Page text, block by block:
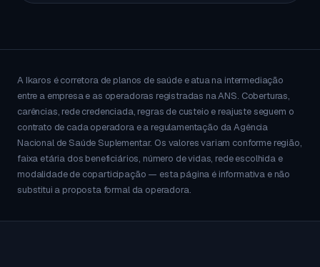
A Ikaros é corretora de planos de saúde e atua na intermediação
entre a empresa e as operadoras registradas na ANS. Coberturas,
carências, rede credenciada, regras de custeio e reajuste seguem o
contrato de cada operadora e a regulamentação da Agência
Nacional de Saúde Suplementar. Os valores variam conforme região,
faixa etária dos beneficiários, número de vidas, rede escolhida e
modalidade de coparticipação — esta página é informativa e não
substitui a proposta formal da operadora.